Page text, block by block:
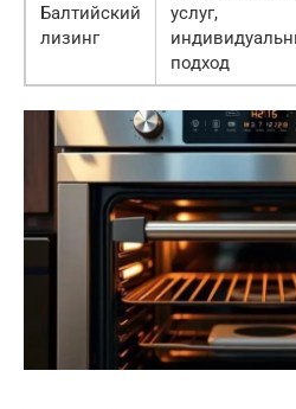
Балтийский
лизинг
услуг,
подход